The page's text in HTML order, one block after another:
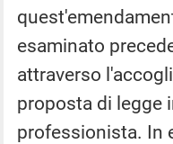
esaminato
attraverso
proposta di legge
professionista. In